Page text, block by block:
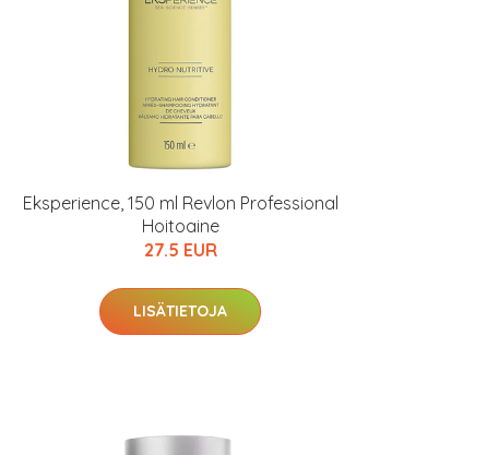
Eksperience, 150 ml Revlon Professional
Hoitoaine
27.5 EUR
LISÄTIETOJA